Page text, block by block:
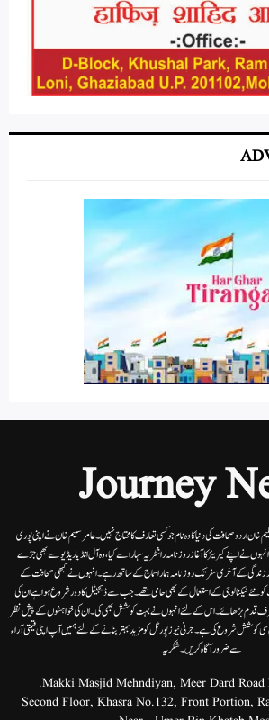
Journey
خان اردوصحافت کی دنیا کاوہ نام جو کسی تعارف کا محتاج نہیں۔عامرسلیم خان نے اپنی پوری
نے اپنے کیریئر کا آغاز روزنامہ راشٹریہ سہارا سے کیا،وہ آل انڈیا ریڈیوسے بھی جڑے
زندگی کے آخری سفر تک روزنامہ ہمارا سماج کے ساتھ رہے۔ انہوں نے کبھی صحافت کے
کو نئے ٹیکنالوجی کے استعمال کے بھی حامی تھے۔ جب سے ڈیجیٹل کا دور شروع ہوا ہے ان کی
قدم بڑھائے۔ اس کے لئے انہوں نے بہت کوشش بھی کی۔ ان کی خواہشوں کے پیش نظر
کوشش شروع کی ہے۔جرنی نیوز پورٹل کو مزید بہتر بنانے کے لئے ہمیں آپ اپنی قیمتی آراء
سے ضرور آگاہ کریں۔شکریہ
Makki Masjid Mehndiyan, Meer Dard Road
147/2, Second Floor, Khasra No.132, Front Portion,